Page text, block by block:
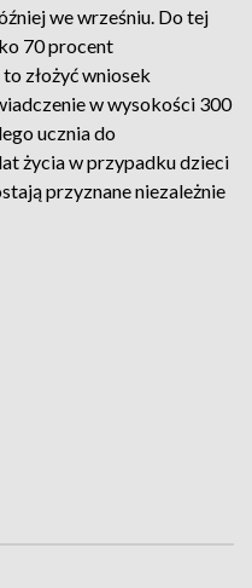
we wrześniu. Do tej
70 procent
złożyć wniosek
w wysokości 300
ucznia do
życia w przypadku dzieci
przyznane niezależnie